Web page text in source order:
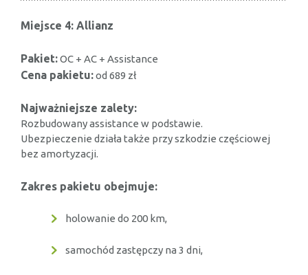
Miejsce 4: Allianz
Pakiet:OC + AC + Assistance
Cena pakietu:od 689 zł
Najważniejsze zalety:
Rozbudowany assistance w podstawie.
Ubezpieczenie działa także przy szkodzie częściowej
bez amortyzacji.
Zakres pakietu obejmuje:
holowanie do 200 km,
samochód zastępczy na 3 dni,